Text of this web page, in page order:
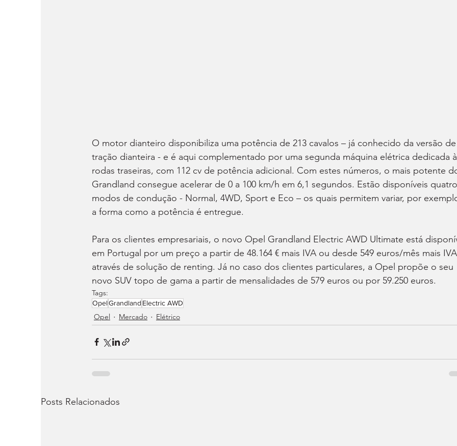
O motor dianteiro disponibiliza uma potência de 213 cavalos – já conhecido da versão de
tração dianteira - e é aqui complementado por uma segunda máquina elétrica dedicada
rodas traseiras, com 112 cv de potência adicional. Com estes números, o mais potente
Grandland consegue acelerar de 0 a 100 km/h em 6,1 segundos. Estão disponíveis quatro
modos de condução - Normal, 4WD, Sport e Eco – os quais permitem variar, por
a forma como a potência é entregue.
Para os clientes empresariais, o novo Opel Grandland Electric AWD Ultimate está
em Portugal por um preço a partir de 48.164 € mais IVA ou desde 549 euros/mês mais IVA
através de solução de renting. Já no caso dos clientes particulares, a Opel propõe o seu
novo SUV topo de gama a partir de mensalidades de 579 euros ou por 59.250 euros.
Tags:
OpelGrandland Electric AWD
Opel Mercado Elétrico
Posts Relacionados